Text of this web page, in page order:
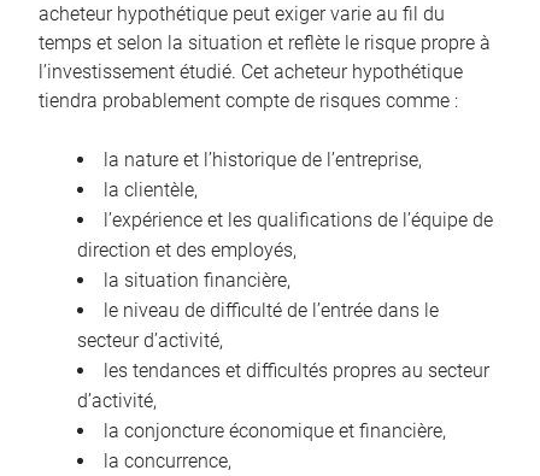
acheteur hypothétique peut exiger varie au fil du
temps et selon la situation et reflète le risque propre à
l’investissement étudié. Cet acheteur hypothétique
tiendra probablement compte de risques comme :
la nature et l’historique de l’entreprise,
la clientèle,
l’expérience et les qualifications de l’équipe de
direction et des employés,
la situation financière,
le niveau de difficulté de l’entrée dans le
secteur d’activité,
les tendances et difficultés propres au secteur
d’activité,
la conjoncture économique et financière,
la concurrence,